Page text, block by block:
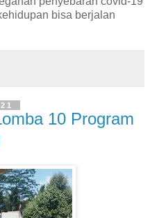
bisa berjalan
10 Program